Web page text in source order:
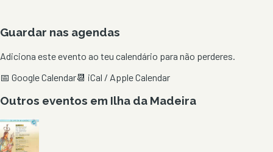
Guardar nas agendas
Adiciona este evento ao teu calendário para não perderes.
📅 Google Calendar📆 iCal / Apple Calendar
Outros eventos em Ilha da Madeira